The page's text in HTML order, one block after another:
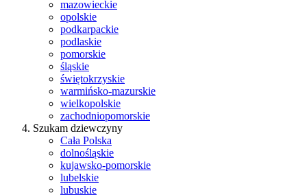
mazowieckie
opolskie
podkarpackie
podlaskie
pomorskie
śląskie
świętokrzyskie
warmińsko-mazurskie
wielkopolskie
zachodniopomorskie
Szukam dziewczyny
Cała Polska
dolnośląskie
kujawsko-pomorskie
lubelskie
lubuskie